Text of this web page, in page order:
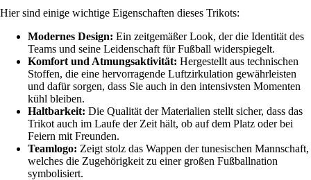
Hier sind einige wichtige Eigenschaften dieses Trikots:
Modernes Design: Ein zeitgemäßer Look, der die Identität des
Teams und seine Leidenschaft für Fußball widerspiegelt.
Komfort und Atmungsaktivität: Hergestellt aus technischen
Stoffen, die eine hervorragende Luftzirkulation gewährleisten
und dafür sorgen, dass Sie auch in den intensivsten Momenten
kühl bleiben.
Haltbarkeit: Die Qualität der Materialien stellt sicher, dass das
Trikot auch im Laufe der Zeit hält, ob auf dem Platz oder bei
Feiern mit Freunden.
Teamlogo: Zeigt stolz das Wappen der tunesischen Mannschaft,
welches die Zugehörigkeit zu einer großen Fußballnation
symbolisiert.